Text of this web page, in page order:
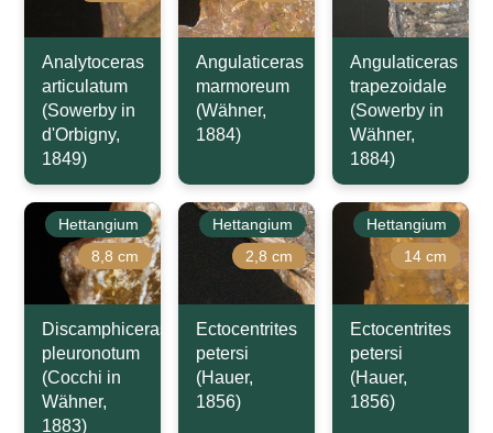
Analytoceras
articulatum
(Sowerby in
d'Orbigny,
1849)
Angulaticeras
marmoreum
(Wähner,
1884)
Angulaticeras
trapezoidale
(Sowerby in
Wähner,
1884)
Hettangium
8,8 cm
Discamphiceras
pleuronotum
(Cocchi in
Wähner,
1883)
Hettangium
2,8 cm
Ectocentrites
petersi
(Hauer,
1856)
Hettangium
14 cm
Ectocentrites
petersi
(Hauer,
1856)